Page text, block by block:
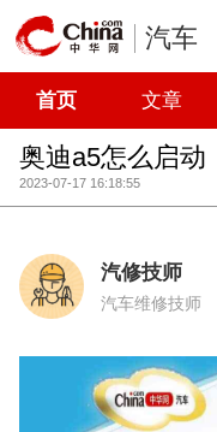
汽车
首页 文章
奥迪a5怎么启动
2023-07-17 16:18:55
汽修技师
汽车维修技师